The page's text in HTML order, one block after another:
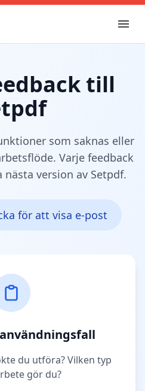
till
som saknas eller
Varje feedback
version av Setpdf.
för att visa e-post
du utföra? Vilken typ
gör du?